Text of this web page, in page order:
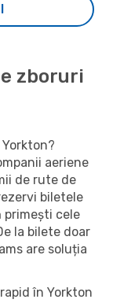
zboruri
aeriene
de rute de
biletele
primești cele
la bilete doar
are soluția
în Yorkton